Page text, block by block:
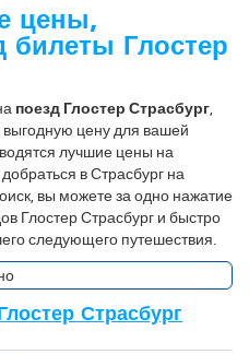
цены,
Глостер
поезд Глостер Страсбург
цену для вашей
лучшие цены на
в Страсбург на
вы можете за одно нажатие
Глостер Страсбург и быстро
следующего путешествия.
Страсбург